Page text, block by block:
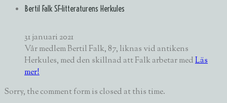
Bertil Falk SF-litteraturens Herkules
31 januari 2021
Vår medlem Bertil Falk, 87, liknas vid antikens
Herkules, med den skillnad att Falk arbetar medLäs
mer!
Sorry, the comment form is closed at this time.